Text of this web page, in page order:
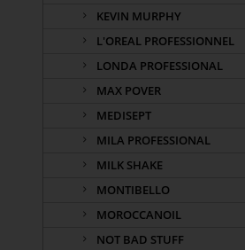
KEVIN MURPHY
L'OREAL PROFESSIONNEL
LONDA PROFESSIONAL
MAX POVER
MEDISEPT
MILA PROFESSIONAL
MILK SHAKE
MONTIBELLO
MOROCCANOIL
NOT BAD STUFF